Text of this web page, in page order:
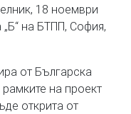
18 ноември
на БТПП, София,
от Българска
на проект
открита от